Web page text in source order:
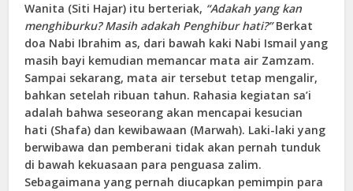
Wanita (Siti Hajar) itu berteriak, “Adakah yang kan
menghiburku? Masih adakah Penghibur hati?”Berkat
doa Nabi Ibrahim as, dari bawah kaki Nabi Ismail yang
masih bayi kemudian memancar mata air Zamzam.
Sampai sekarang, mata air tersebut tetap mengalir,
bahkan setelah ribuan tahun. Rahasia kegiatan sa’i
adalah bahwa seseorang akan mencapai kesucian
hati (Shafa) dan kewibawaan (Marwah). Laki-laki yang
berwibawa dan pemberani tidak akan pernah tunduk
di bawah kekuasaan para penguasa zalim.
Sebagaimana yang pernah diucapkan pemimpin para